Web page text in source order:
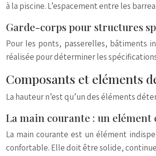
à la piscine. L’espacement entre les
Garde-corps pour structures
Pour les ponts, passerelles, bâtiments
réalisée pour déterminer les
Composants et eléments
La hauteur n’est qu’un des éléments
La main courante : un elément
La main courante est un élément
confortable. Elle doit être solide,